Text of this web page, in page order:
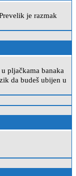
je razmak
pljačkama banaka
da budeš ubijen u